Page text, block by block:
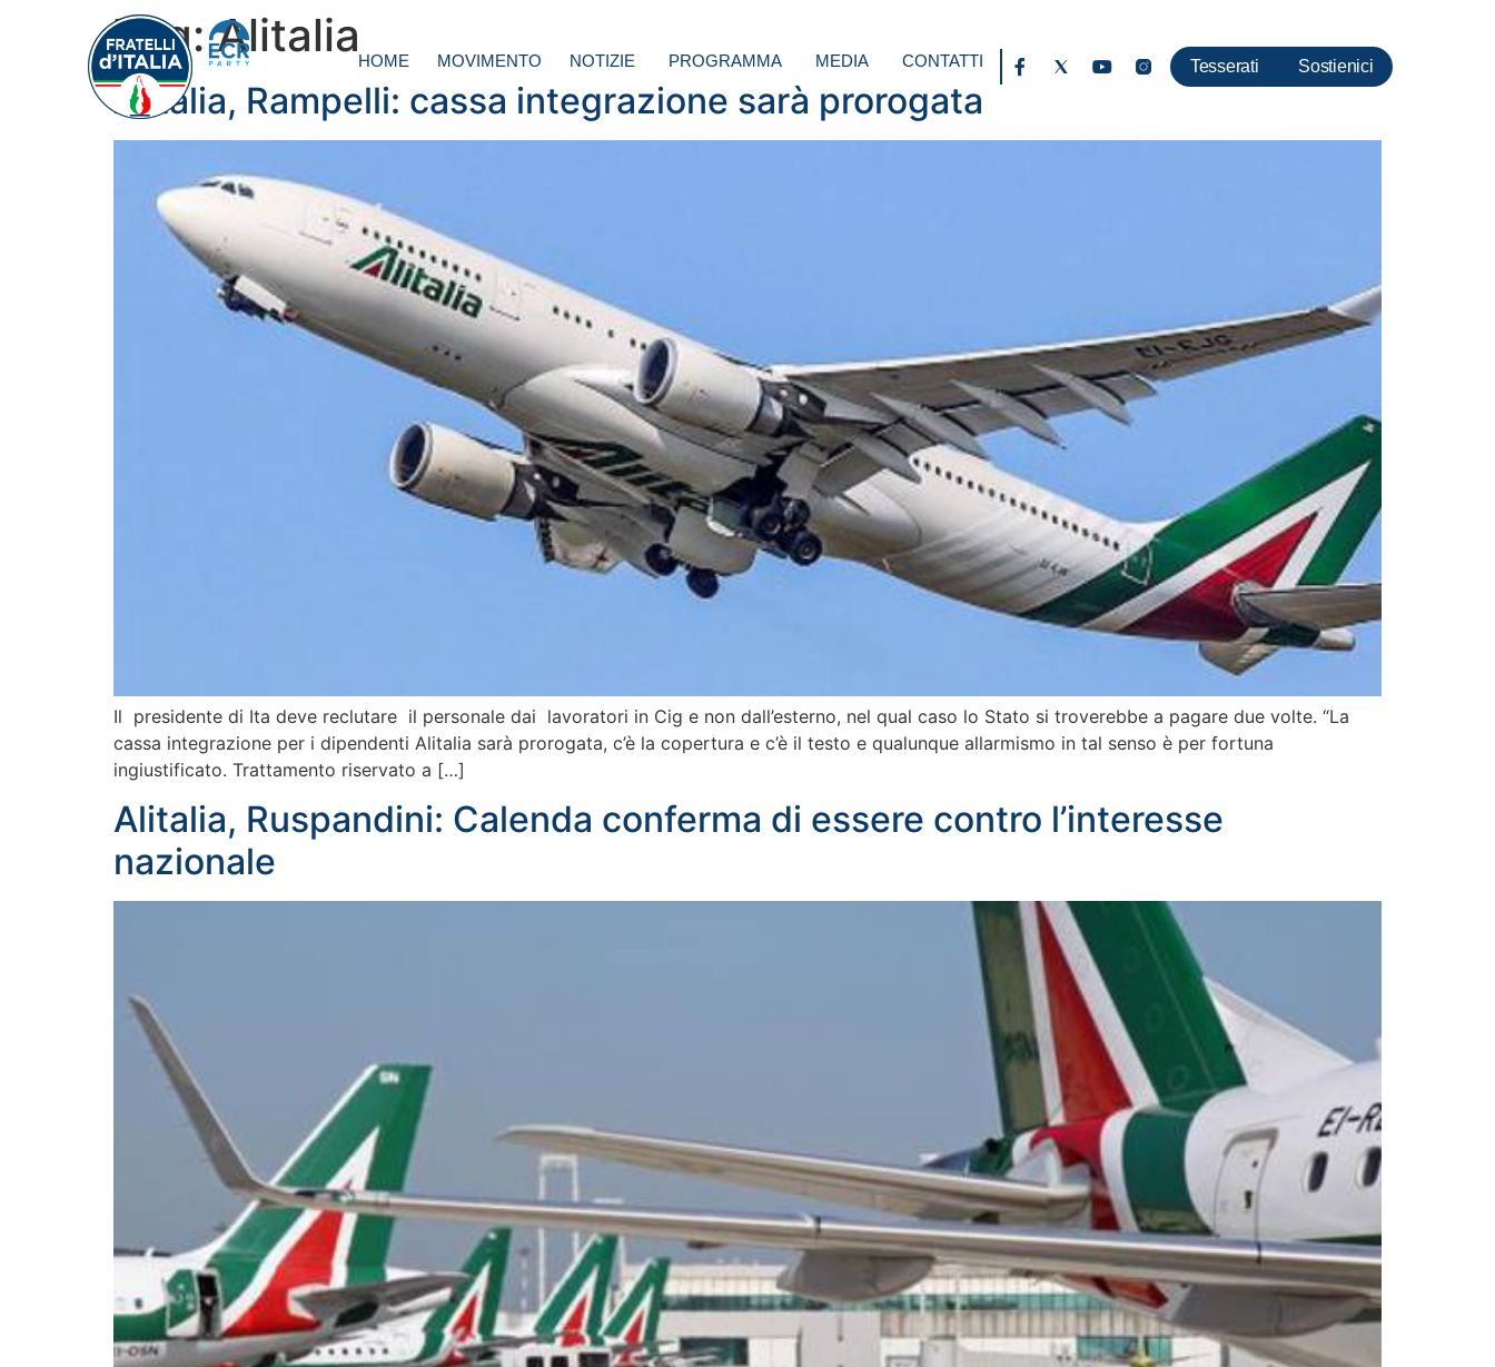
HOME MOVIMENTO NOTIZIE PROGRAMMA MEDIA CONTATTI Tesserati Sostienici
Tag:Alitalia
Alitalia, Rampelli: cassa integrazione sarà prorogata
Il presidente di Ita deve reclutare il personale dai lavoratori in Cig e non dall’esterno, nel qual caso lo Stato si troverebbe a pagare due volte. “La
cassa integrazione per i dipendenti Alitalia sarà prorogata, c’è la copertura e c’è il testo e qualunque allarmismo in tal senso è per fortuna
ingiustificato. Trattamento riservato a […]
Alitalia, Ruspandini: Calenda conferma di essere contro l’interesse
nazionale